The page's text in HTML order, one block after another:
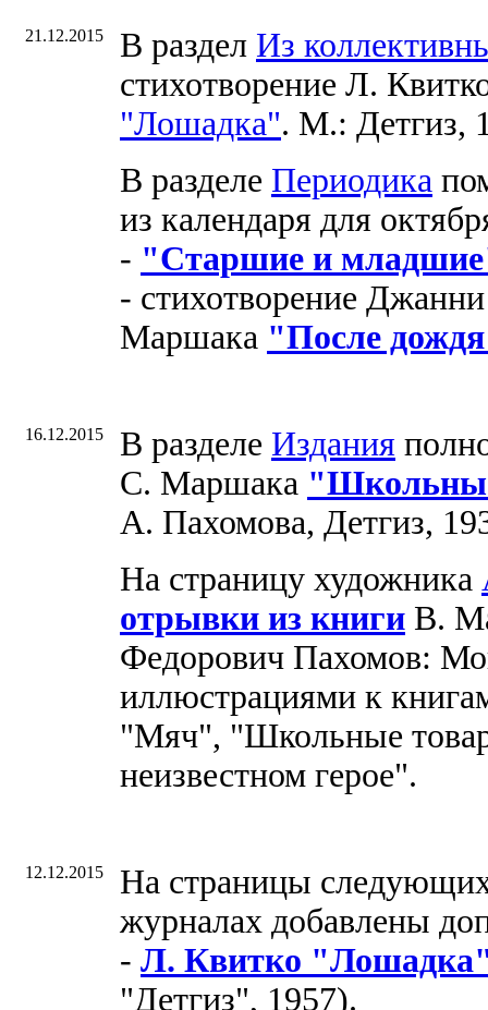
21.12.2015 В раздел Из
стихотворение Л.
"Лошадка". М.: Детгиз,
В разделе Периодика
из календаря для
- "Старшие и
- стихотворение
Маршака "После
16.12.2015 В разделе Издания
С. Маршака
А. Пахомова, Детгиз,
На страницу художника
отрывки из книги В.
Федорович Пахомов:
иллюстрациями к
"Мяч", "Школьные
неизвестном герое".
12.12.2015
На страницы
журналах добавлены
- Л. Квитко
"Детгиз", 1957).